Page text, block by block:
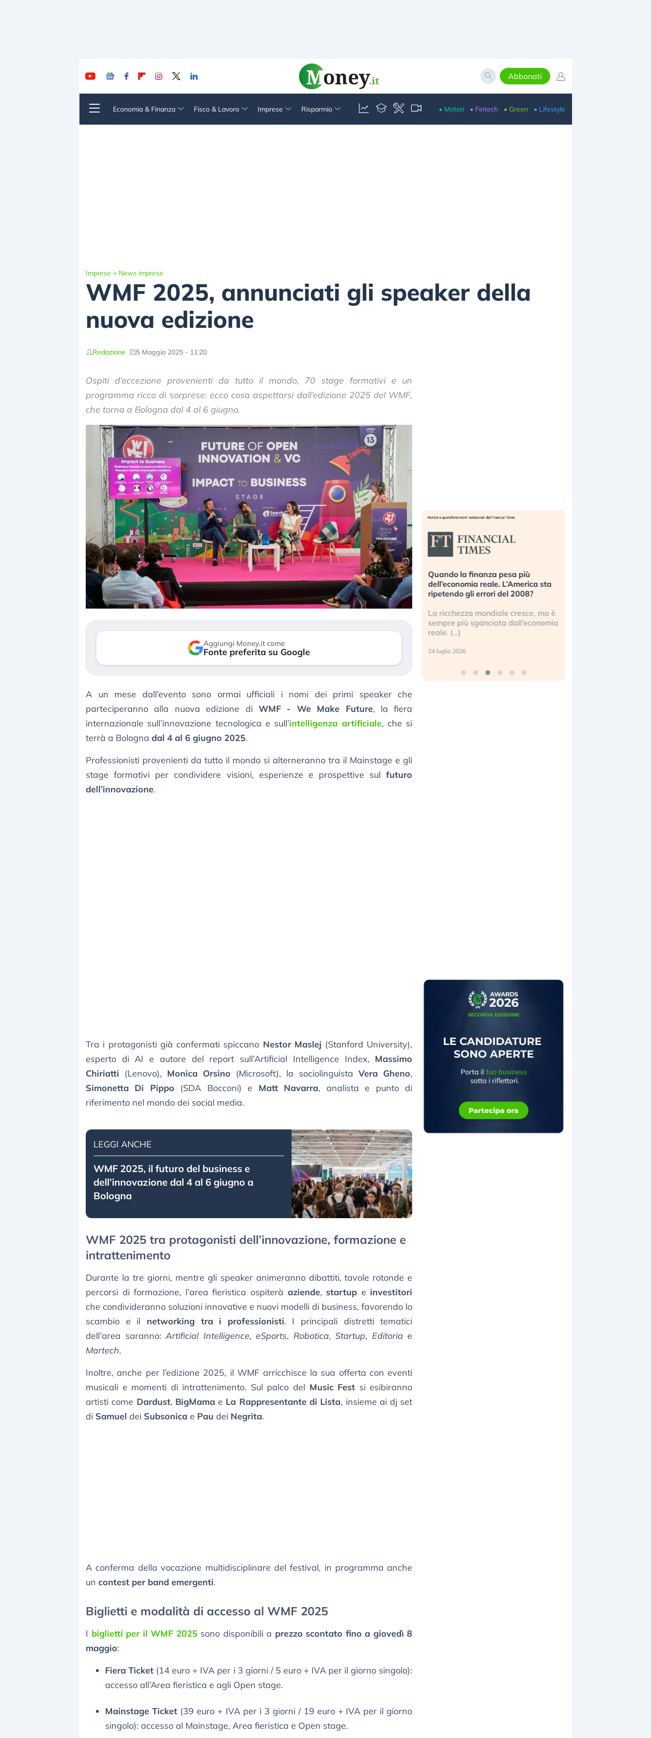
Abbonati
Economia & Finanza Fisco & Lavoro Imprese Risparmio • Motori • Fintech • Green • Lifestyle
Imprese > News imprese
WMF 2025, annunciati gli speaker della
nuova edizione
Redazione 5 Maggio 2025 - 11:20
Ospiti d’eccezione provenienti da tutto il mondo, 70 stage formativi e un
programma ricco di sorprese: ecco cosa aspettarsi dall’edizione 2025 del WMF,
che torna a Bologna dal 4 al 6 giugno.
Aggiungi Money.it come
Fonte preferita su Google
A un mese dall’evento sono ormai ufficiali i nomi dei primi speaker che
parteciperanno alla nuova edizione di WMF - We Make Future, la fiera
internazionale sull’innovazione tecnologica e sull’intelligenza artificiale, che si
terrà a Bologna dal 4 al 6 giugno 2025.
Professionisti provenienti da tutto il mondo si alterneranno tra il Mainstage e gli
stage formativi per condividere visioni, esperienze e prospettive sulfuturo
dell’innovazione.
Tra i protagonisti già confermati spiccano Nestor Maslej (Stanford University),
esperto di AI e autore del report sull’Artificial Intelligence Index, Massimo
Chiriatti (Lenovo), Monica Orsino (Microsoft), la sociolinguistaVera Gheno,
Simonetta Di Pippo (SDA Bocconi) e Matt Navarra, analista e punto di
riferimento nel mondo dei social media.
LEGGI ANCHE
WMF 2025, il futuro del business e
dell’innovazione dal 4 al 6 giugno a
Bologna
WMF 2025 tra protagonisti dell’innovazione, formazione e
intrattenimento
Durante la tre giorni, mentre gli speaker animeranno dibattiti, tavole rotonde e
percorsi di formazione, l’area fieristica ospiterà aziende, startup e investitori
che condivideranno soluzioni innovative e nuovi modelli di business, favorendo lo
scambio e il networking tra i professionisti. I principali distretti tematici
dell’area saranno:Artificial Intelligence,eSports, Robotica,Startup, Editoria e
Martech.
Inoltre, anche per l’edizione 2025, il WMF arricchisce la sua offerta con eventi
musicali e momenti di intrattenimento. Sul palco del Music Fest si esibiranno
artisti come Dardust, BigMama e La Rappresentante di Lista, insieme ai dj set
di Samuel dei Subsonica e Pau dei Negrita.
A conferma della vocazione multidisciplinare del festival, in programma anche
un contest per band emergenti.
Biglietti e modalità di accesso al WMF 2025
I biglietti per il WMF 2025sono disponibili a prezzo scontato fino a giovedì 8
maggio:
Fiera Ticket (14 euro + IVA per i 3 giorni / 5 euro + IVA per il giorno singolo):
accesso all’Area fieristica e agli Open stage.
Mainstage Ticket(39 euro + IVA per i 3 giorni / 19 euro + IVA per il giorno
singolo): accesso al Mainstage, Area fieristica e Open stage.
Dalle valutazioni estreme alla
correzione. Cosa sta guidando il
repricing degli asset?
mostrando segni di stanchezza
verso le (…)
«La mia vita è rovinata». Investitori
in preda al panico dopo lo scoppio
Kospi, mentre gli investitori retail (…)
30 luglio 2026
Quando la finanza pesa più
dell’economia reale. L’America sta
ripetendo gli errori del 2008?
La ricchezza mondiale cresce, ma è
sempre più sganciata dall’economia
reale. (…)
24 luglio 2026